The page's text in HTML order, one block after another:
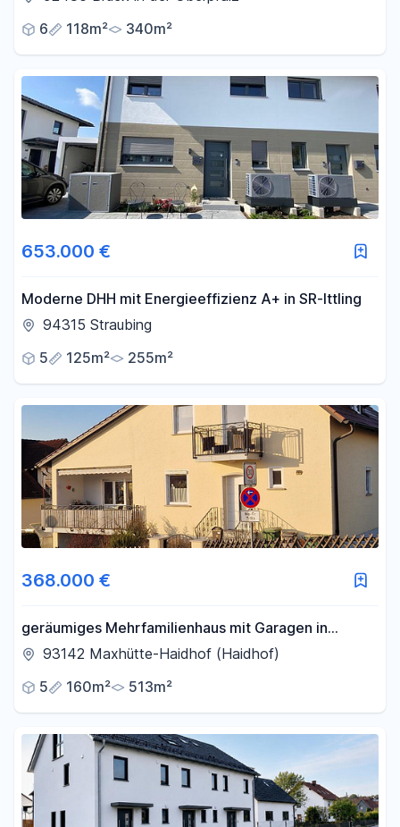
6
118m² 340m²
653.000 €
Moderne DHH mit Energieeffizienz A+ in SR-Ittling
94315 Straubing
5
125m² 255m²
368.000 €
geräumiges Mehrfamilienhaus mit Garagen in
Maxhütte-Haidhof
93142 Maxhütte-Haidhof (Haidhof)
5
160m² 513m²